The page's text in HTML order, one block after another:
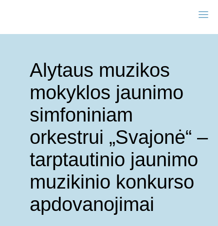
Alytaus muzikos
mokyklos jaunimo
simfoniniam
orkestrui „Svajonė“ –
tarptautinio jaunimo
muzikinio konkurso
apdovanojimai